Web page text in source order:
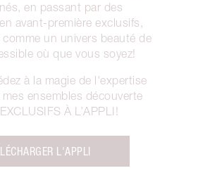
en passant par des
avant-première exclusifs,
un univers beauté de
où que vous soyez!
à la magie de l'expertise
mes ensembles découverte
À L’APPLI!
L'APPLI